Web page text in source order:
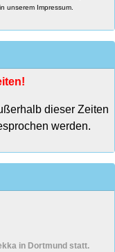
unserem Impressum.
dieser Zeiten
werden.
in Dortmund statt.